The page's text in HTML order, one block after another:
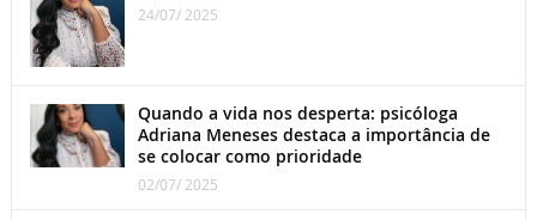
24/07/ 2025
Quando a vida nos desperta: psicóloga
Adriana Meneses destaca a importância de
se colocar como prioridade
02/07/ 2025